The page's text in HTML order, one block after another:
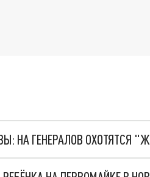
НА ГЕНЕРАЛОВ ОХОТЯТСЯ